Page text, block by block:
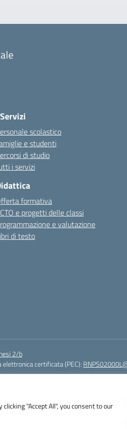
"Accept All", you consent to our
scolastico
e studenti
di studio
i servizi
formativa
e progetti delle classi
e valutazione
di testo
2/b
elettronica certificata (PEC):
+39 0541 381636 E-mail: